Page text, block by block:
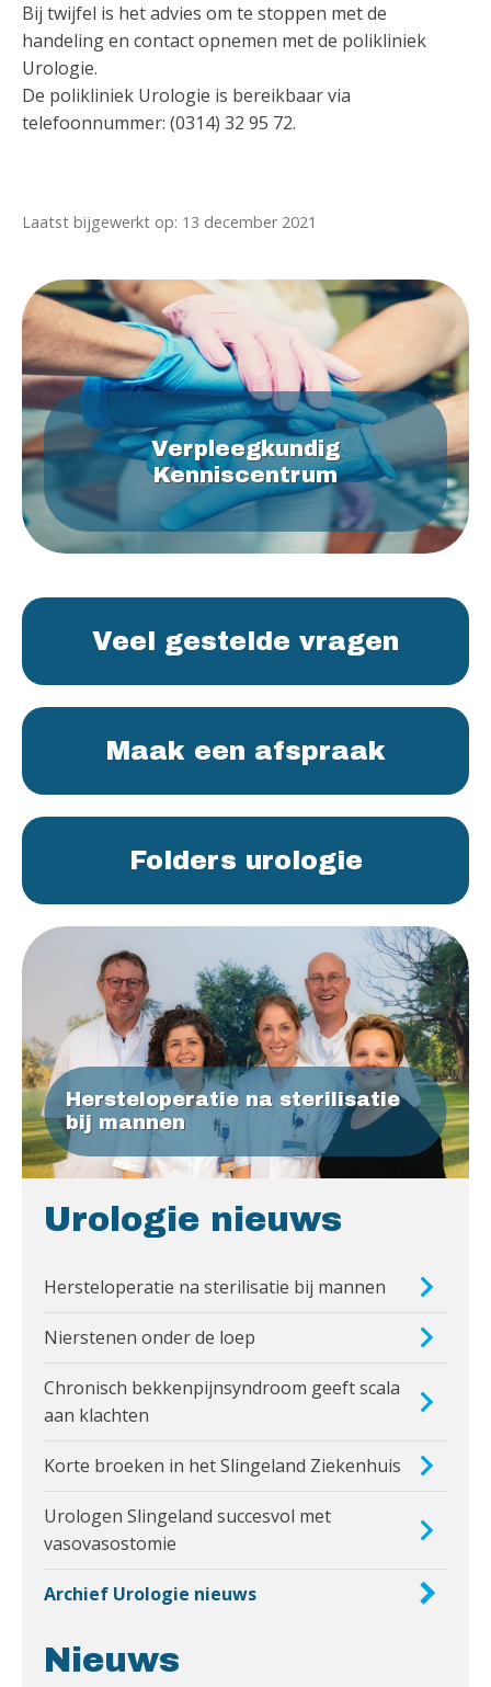
Bij twijfel is het advies om te stoppen met de
handeling en contact opnemen met de polikliniek
Urologie.
De polikliniek Urologie is bereikbaar via
telefoonnummer: (0314) 32 95 72.
Laatst bijgewerkt op: 13 december 2021
Verpleegkundig
Kenniscentrum
Veel gestelde vragen
Maak een afspraak
Folders urologie
Hersteloperatie na sterilisatie
bij mannen
Urologie nieuws
Hersteloperatie na sterilisatie bij mannen
Nierstenen onder de loep
Chronisch bekkenpijnsyndroom geeft scala
aan klachten
Korte broeken in het Slingeland Ziekenhuis
Urologen Slingeland succesvol met
vasovasostomie
Archief Urologie nieuws
Nieuws